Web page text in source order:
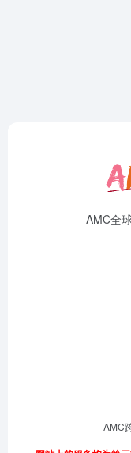
AMC全
AMC